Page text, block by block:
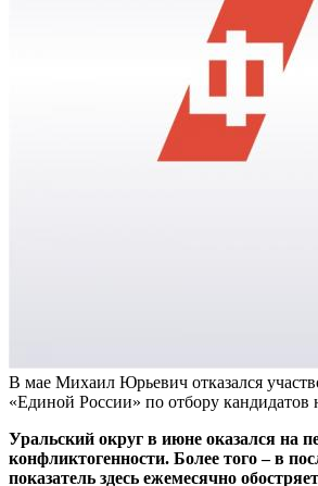
В мае Михаил Юрьевич отказался
«Единой России» по отбору
Уральский округ в июне оказался на
конфликтогенности. Более того – в
показатель здесь ежемесячно